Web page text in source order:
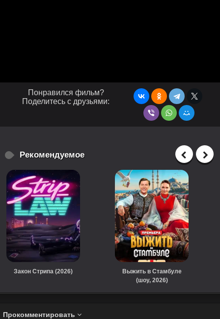
Понравился фильм?
Поделитесь с друзьями:
Рекомендуемое
Закон Стрипа (2026)
Выжить в Стамбуле
(шоу, 2026)
Прокомментировать